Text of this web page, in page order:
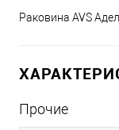
Раковина AVS
Прочие